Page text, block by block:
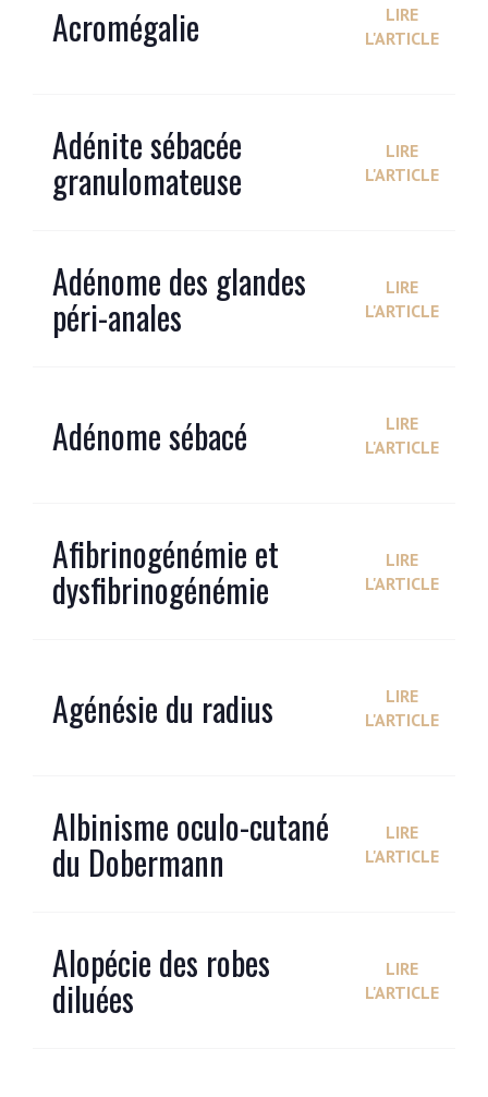
Acromégalie
LIRE
L'ARTICLE
Adénite sébacée
granulomateuse
LIRE
L'ARTICLE
Adénome des glandes
péri-anales
LIRE
L'ARTICLE
Adénome sébacé
LIRE
L'ARTICLE
Afibrinogénémie et
dysfibrinogénémie
LIRE
L'ARTICLE
Agénésie du radius
LIRE
L'ARTICLE
Albinisme oculo-cutané
du Dobermann
LIRE
L'ARTICLE
Alopécie des robes
diluées
LIRE
L'ARTICLE